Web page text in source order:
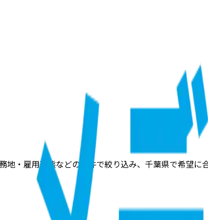
・雇用形態などの条件で絞り込み、千葉県で希望に